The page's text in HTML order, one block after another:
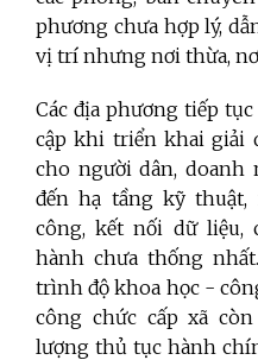
phương chưa hợp lý,
vị trí nhưng nơi thừa,
Các địa phương tiếp
cập khi triển khai giải
cho người dân, doanh
đến hạ tầng kỹ
công, kết nối dữ liệu,
hành chưa thống
trình độ khoa học -
công chức cấp xã
lượng thủ tục hành